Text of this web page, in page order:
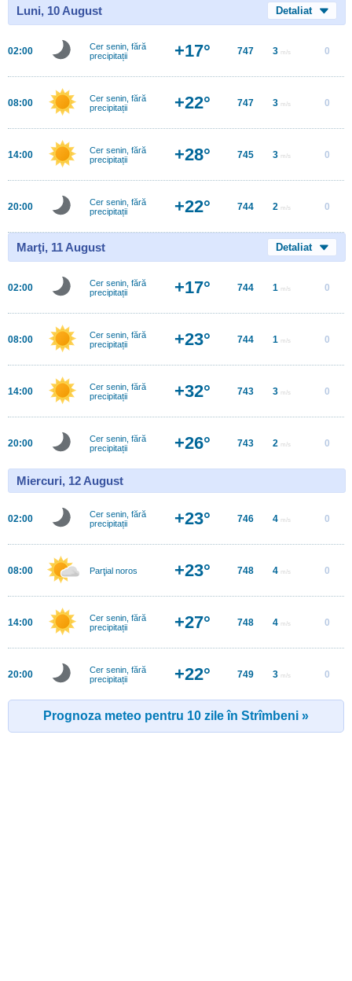
Luni, 10 August Detaliat
02:00
Cer senin, fără
precipitații
+17° 747 3 m/s 0
08:00
Cer senin, fără
precipitații
+22° 747 3 m/s 0
14:00
Cer senin, fără
precipitații
+28° 745 3 m/s 0
20:00
Cer senin, fără
precipitații
+22° 744 2 m/s 0
Marţi, 11 August Detaliat
02:00
Cer senin, fără
precipitații
+17° 744 1 m/s 0
08:00
Cer senin, fără
precipitații
+23° 744 1 m/s 0
14:00
Cer senin, fără
precipitații
+32° 743 3 m/s 0
20:00
Cer senin, fără
precipitații
+26° 743 2 m/s 0
Miercuri, 12 August
02:00
Cer senin, fără
precipitații
+23° 746 4 m/s 0
08:00 Parţial noros +23° 748 4 m/s 0
14:00
Cer senin, fără
precipitații
+27° 748 4 m/s 0
20:00
Cer senin, fără
precipitații
+22° 749 3 m/s 0
Prognoza meteo pentru 10 zile în Strîmbeni »